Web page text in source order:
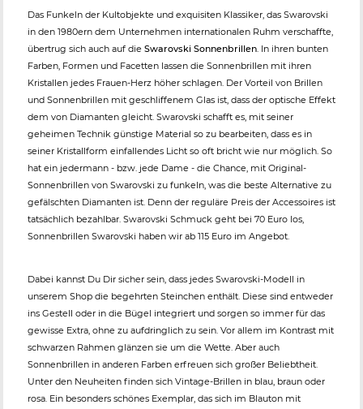
Das Funkeln der Kultobjekte und exquisiten Klassiker, das Swarovski
in den 1980ern dem Unternehmen internationalen Ruhm verschaffte,
übertrug sich auch auf die Swarovski Sonnenbrillen. In ihren bunten
Farben, Formen und Facetten lassen die Sonnenbrillen mit ihren
Kristallen jedes Frauen-Herz höher schlagen. Der Vorteil von Brillen
und Sonnenbrillen mit geschliffenem Glas ist, dass der optische Effekt
dem von Diamanten gleicht. Swarovski schafft es, mit seiner
geheimen Technik günstige Material so zu bearbeiten, dass es in
seiner Kristallform einfallendes Licht so oft bricht wie nur möglich. So
hat ein jedermann - bzw. jede Dame - die Chance, mit Original-
Sonnenbrillen von Swarovski zu funkeln, was die beste Alternative zu
gefälschten Diamanten ist. Denn der reguläre Preis der Accessoires ist
tatsächlich bezahlbar. Swarovski Schmuck geht bei 70 Euro los,
Sonnenbrillen Swarovski haben wir ab 115 Euro im Angebot.
Dabei kannst Du Dir sicher sein, dass jedes Swarovski-Modell in
unserem Shop die begehrten Steinchen enthält. Diese sind entweder
ins Gestell oder in die Bügel integriert und sorgen so immer für das
gewisse Extra, ohne zu aufdringlich zu sein. Vor allem im Kontrast mit
schwarzen Rahmen glänzen sie um die Wette. Aber auch
Sonnenbrillen in anderen Farben erfreuen sich großer Beliebtheit.
Unter den Neuheiten finden sich Vintage-Brillen in blau, braun oder
rosa. Ein besonders schönes Exemplar, das sich im Blauton mit